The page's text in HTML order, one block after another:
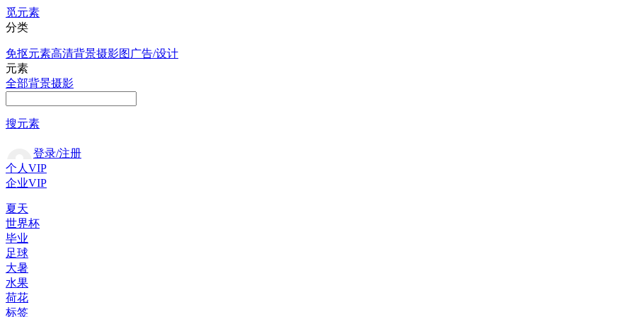
觅元素
分类
免抠元素高清背景摄影图 广告/设计
元素
全部背景摄影
搜元素
登录/注册
个人VIP
企业VIP
夏天
世界杯
毕业
足球
大暑
水果
荷花
标签